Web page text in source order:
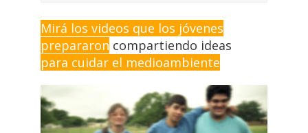
Mirá los videos que los jóvenes
prepararon compartiendo ideas
para cuidar el medioambiente